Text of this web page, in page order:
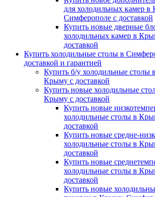
для холодильных камер в
Симферополе с доставкой
Купить новые дверные
холодильных камер в
доставкой
Купить холодильные столы в
доставкой и гарантией
Купить б/у холодильные столы
Крыму с доставкой
Купить новые холодильные
Крыму с доставкой
Купить новые
холодильные столы в
доставкой
Купить новые средне-
холодильные столы в
доставкой
Купить новые
холодильные столы в
доставкой
Купить новые